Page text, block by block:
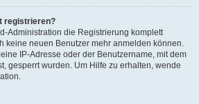
registrieren?
Administration die Registrierung komplett
keine neuen Benutzer mehr anmelden können.
IP-Adresse oder der Benutzername, mit dem
gesperrt wurden. Um Hilfe zu erhalten, wende